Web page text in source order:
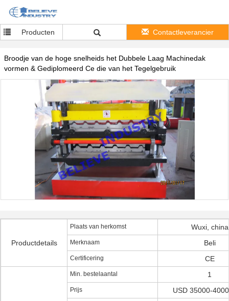
Producten Contactleverancier
Broodje van de hoge snelheids het Dubbele Laag Machinedak
vormen & Gediplomeerd Ce die van het Tegelgebruik
Productdetails
Plaats van herkomst Wuxi, china
Merknaam Beli
Certificering CE
Min. bestelaantal 1
Prijs USD 35000-